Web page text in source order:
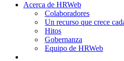
Acerca de HRWeb
Colaboradores
Un recurso que crece
Hitos
Gobernanza
Equipo de HRWeb